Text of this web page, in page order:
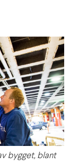
bygget, blant